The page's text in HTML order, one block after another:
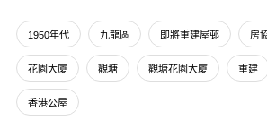
1950年代 九龍區 即將重建屋邨 房
花園大廈 觀塘 觀塘花園大廈 重建
香港公屋